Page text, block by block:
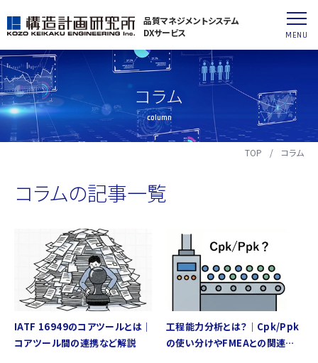
品質マネジメントシステム
DXサービス
MENU
コラム
column
TOP コラム
コラムの記事一覧
IATF 16949のコアツールとは｜
コアツール間の連携など解説
工程能力分析とは？｜Cpk/Ppk
の使い分けやFMEAとの関連性